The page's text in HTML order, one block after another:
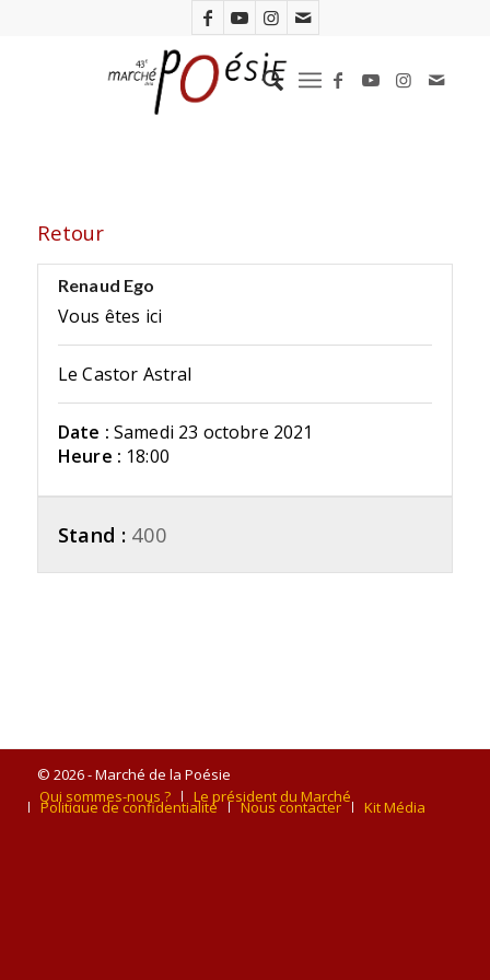
Retour
Renaud Ego
Vous êtes ici
Le Castor Astral
Date : Samedi 23 octobre 2021
Heure : 18:00
Stand : 400
© 2026 - Marché de la Poésie
Qui sommes-nous ?
Le président du Marché
Politique de confidentialité Nous contacter Kit Média